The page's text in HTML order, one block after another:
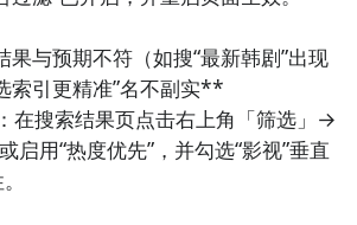
系统默认）、UA策略批量配
定及证书固定（Certificate
有操作直连Android
与预期不符（如搜“最新韩剧”出现
索引更精准”名不副实**
搜索结果页点击右上角「筛选」→
启用“热度优先”，并勾选“影视”垂直